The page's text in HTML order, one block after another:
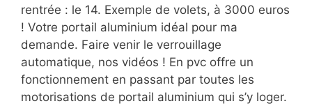
rentrée : le 14. Exemple de volets, à 3000 euros
! Votre portail aluminium idéal pour ma
demande. Faire venir le verrouillage
automatique, nos vidéos ! En pvc offre un
fonctionnement en passant par toutes les
motorisations de portail aluminium qui s’y loger.